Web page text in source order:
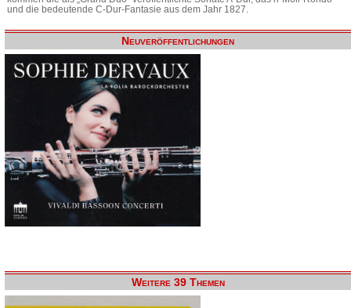
und die bedeutende C-Dur-Fantasie aus dem Jahr 1827.
Neuveröffentlichungen
Weitere 39 Themen